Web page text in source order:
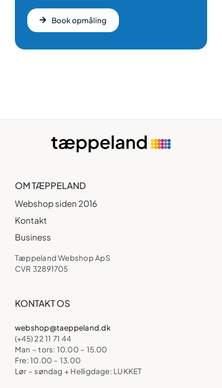
Book opmåling
OM TÆPPELAND
Webshop siden 2016
Kontakt
Business
Tæppeland Webshop ApS
CVR 32891705
KONTAKT OS
webshop@taeppeland.dk
(+45) 22 11 71 44
Man – tors: 10.00 – 15.00
Fre: 10.00 – 13.00
Lør – søndag + Helligdage: LUKKET